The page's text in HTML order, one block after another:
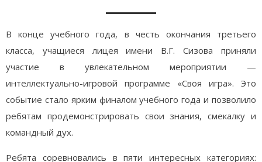
В конце учебного года, в честь окончания третьего
класса, учащиеся лицея имени В.Г. Сизова приняли
участие в увлекательном мероприятии —
интеллектуально-игровой программе «Своя игра». Это
событие стало ярким финалом учебного года и позволило
ребятам продемонстрировать свои знания, смекалку и
командный дух.
Ребята соревновались в пяти интересных категориях: